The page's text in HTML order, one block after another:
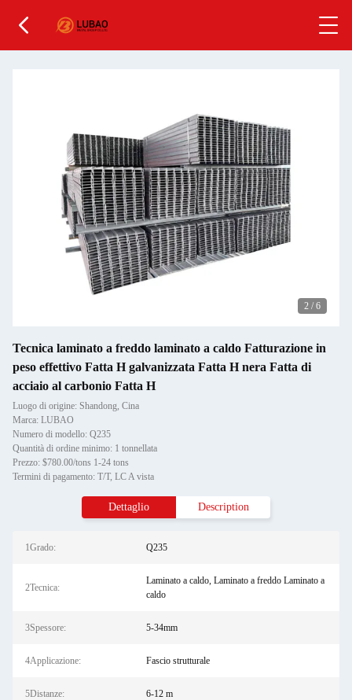
2 / 6
Tecnica laminato a freddo laminato a caldo Fatturazione in
peso effettivo Fatta H galvanizzata Fatta H nera Fatta di
acciaio al carbonio Fatta H
Luogo di origine: Shandong, Cina
Marca: LUBAO
Numero di modello: Q235
Quantità di ordine minimo: 1 tonnellata
Prezzo: $780.00/tons 1-24 tons
Termini di pagamento: T/T, LC A vista
Dettaglio Description
1Grado: Q235
2Tecnica:
Laminato a caldo, Laminato a freddo Laminato a
caldo
3Spessore: 5-34mm
4Applicazione: Fascio strutturale
5Distanze: 6-12 m